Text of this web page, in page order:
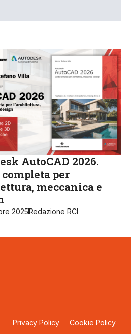
AutoCAD 2026.
per
meccanica e
2025Redazione RCI
Privacy Policy Cookie Policy